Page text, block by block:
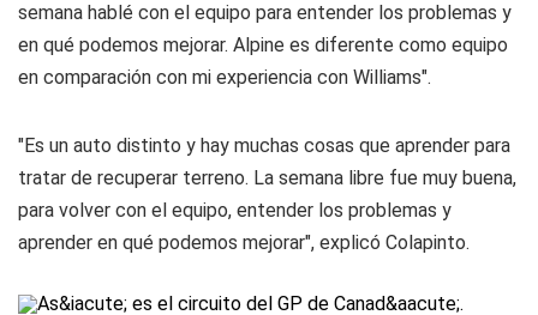
semana hablé con el equipo para entender los problemas y
en qué podemos mejorar. Alpine es diferente como equipo
en comparación con mi experiencia con Williams".
"Es un auto distinto y hay muchas cosas que aprender para
tratar de recuperar terreno. La semana libre fue muy buena,
para volver con el equipo, entender los problemas y
aprender en qué podemos mejorar", explicó Colapinto.